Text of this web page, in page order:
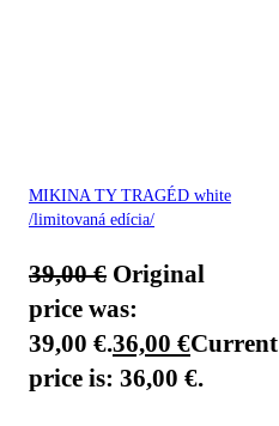
MIKINA TY TRAGÉD white
/limitovaná edícia/
39,00€ Original
price was:
39,00 €.36,00 €Current
price is: 36,00 €.